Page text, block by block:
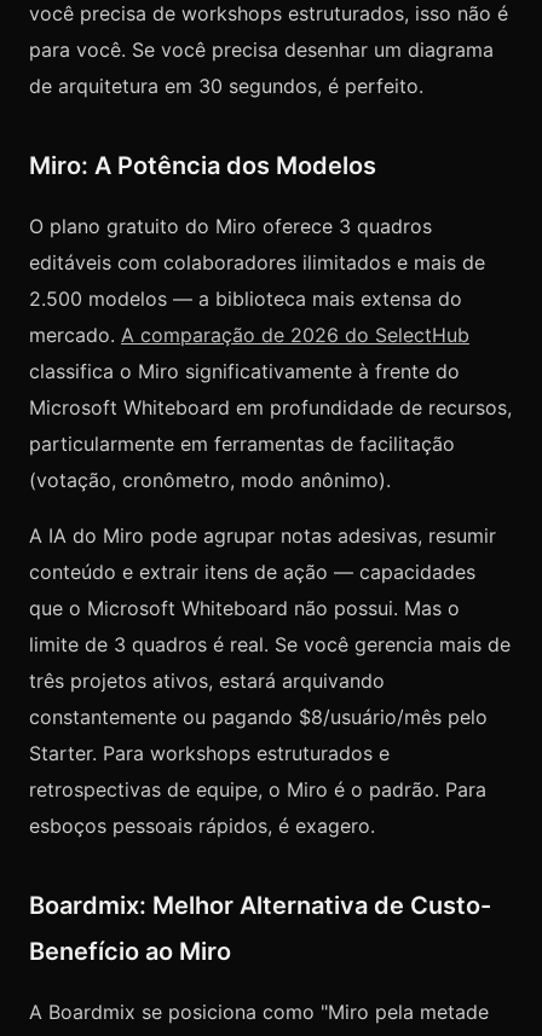
você precisa de workshops estruturados, isso não é
para você. Se você precisa desenhar um diagrama
de arquitetura em 30 segundos, é perfeito.
Miro: A Potência dos Modelos
O plano gratuito do Miro oferece 3 quadros
editáveis com colaboradores ilimitados e mais de
2.500 modelos — a biblioteca mais extensa do
mercado. A comparação de 2026 do SelectHub
classifica o Miro significativamente à frente do
Microsoft Whiteboard em profundidade de recursos,
particularmente em ferramentas de facilitação
(votação, cronômetro, modo anônimo).
A IA do Miro pode agrupar notas adesivas, resumir
conteúdo e extrair itens de ação — capacidades
que o Microsoft Whiteboard não possui. Mas o
limite de 3 quadros é real. Se você gerencia mais de
três projetos ativos, estará arquivando
constantemente ou pagando $8/usuário/mês pelo
Starter. Para workshops estruturados e
retrospectivas de equipe, o Miro é o padrão. Para
esboços pessoais rápidos, é exagero.
Boardmix: Melhor Alternativa de Custo-
Benefício ao Miro
A Boardmix se posiciona como "Miro pela metade